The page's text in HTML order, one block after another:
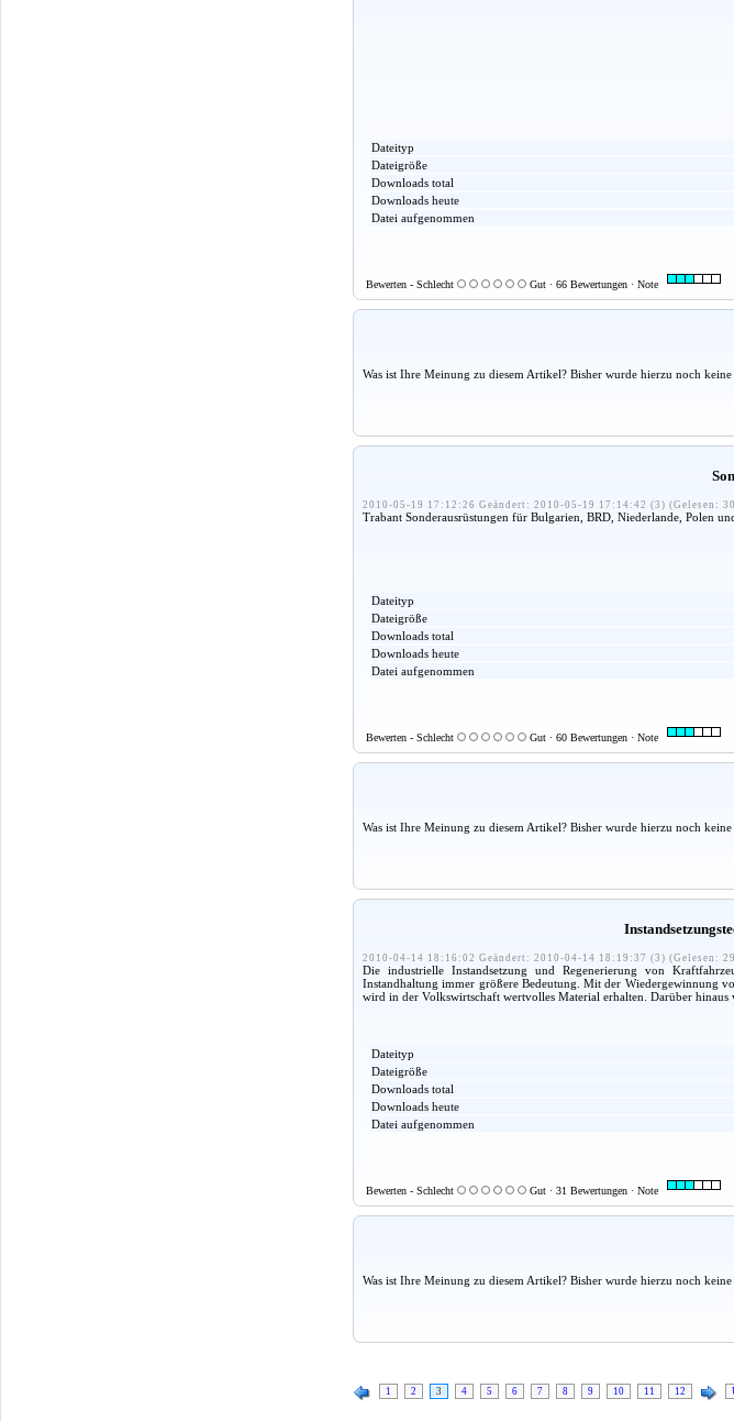
Dateityp
Dateigröße
Downloads total
Downloads heute
Datei aufgenommen
Bewerten - Schlecht Gut · 66 Bewertungen · Note
Was ist Ihre Meinung zu diesem Artikel? Bisher wurde hierzu noch
2010-05-19 17:12:26 Geändert: 2010-05-19 17:14:42 (3) (Gelesen:
Trabant Sonderausrüstungen für Bulgarien, BRD, Niederlande, Polen
Dateityp
Dateigröße
Downloads total
Downloads heute
Datei aufgenommen
Bewerten - Schlecht Gut · 60 Bewertungen · Note
Was ist Ihre Meinung zu diesem Artikel? Bisher wurde hierzu noch
2010-04-14 18:16:02 Geändert: 2010-04-14 18:19:37 (3) (Gelesen:
Die industrielle Instandsetzung und Regenerierung von
Instandhaltung immer größere Bedeutung. Mit der Wiedergewinnung
wird in der Volkswirtschaft wertvolles Material erhalten. Darüber
Dateityp
Dateigröße
Downloads total
Downloads heute
Datei aufgenommen
Bewerten - Schlecht Gut · 31 Bewertungen · Note
Was ist Ihre Meinung zu diesem Artikel? Bisher wurde hierzu noch
1 2 3 4 5 6 7 8 9 10 11 12